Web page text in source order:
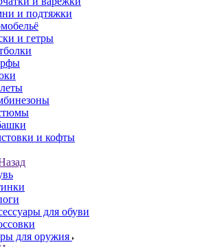
и подтяжки
и гетры
и кофты
для обуви
для оружия